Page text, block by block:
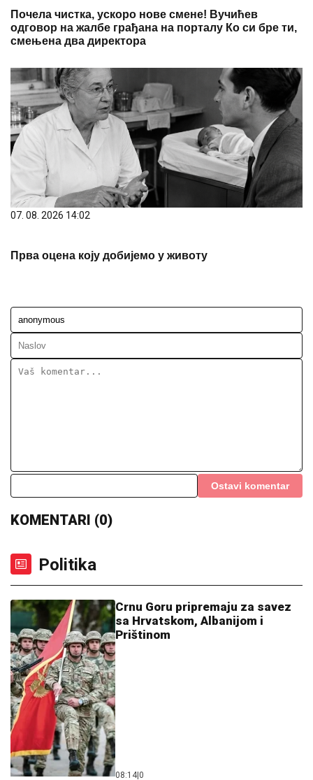
Почела чистка, ускоро нове смене! Вучићев
одговор на жалбе грађана на порталу Ко си бре ти,
смењена два директора
07. 08. 2026 14:02
Прва оцена коју добијемо у животу
Ostavi komentar
KOMENTARI (0)
Politika
Crnu Goru pripremaju za savez
sa Hrvatskom, Albanijom i
Prištinom
08:14|0